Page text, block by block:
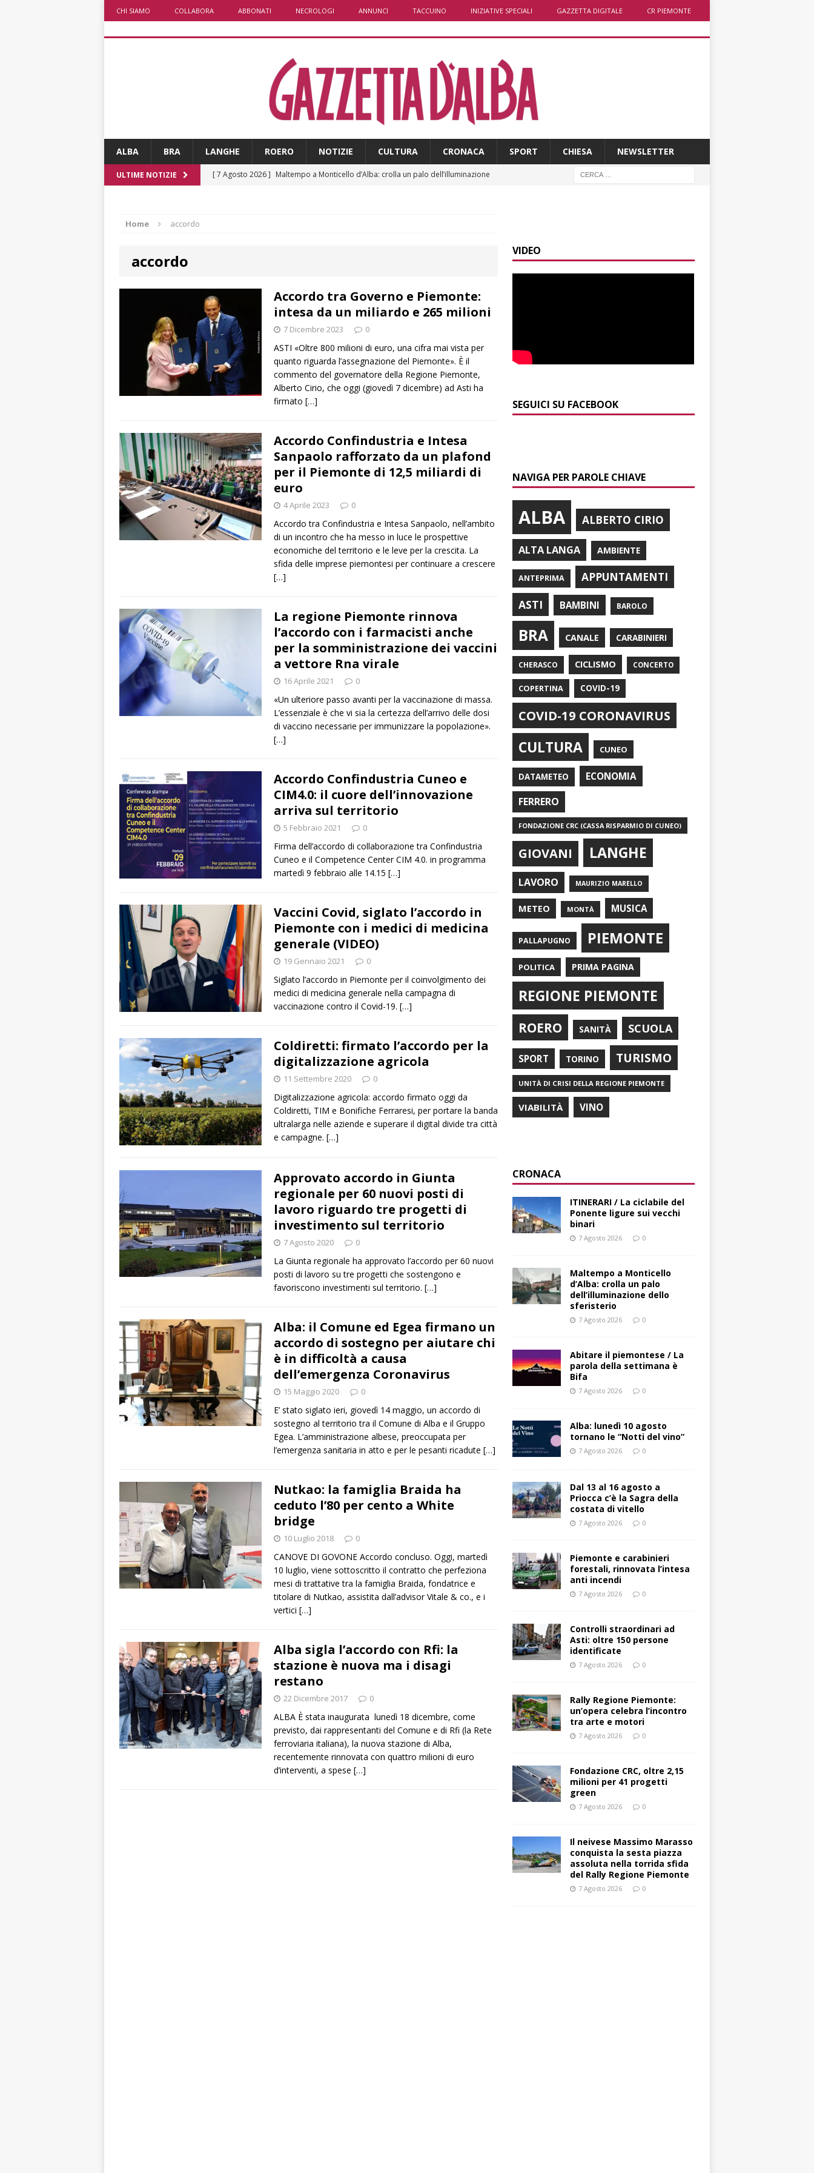
CHI SIAMO COLLABORA ABBONATI NECROLOGI ANNUNCI TACCUINO INIZIATIVE SPECIALI GAZZETTA DIGITALE CR PIEMONTE
ALBA BRA LANGHE ROERO NOTIZIE CULTURA CRONACA SPORT CHIESA NEWSLETTER
ULTIME NOTIZIE [ 7 Agosto 2026 ] Maltempo a Monticello d’Alba: crolla un palo dell’illuminazione
vitello
PRIMO PIANO
[ 7 Agosto 2026 ]
Piemonte e carabinieri forestali, rinnovata l’intesa anti incendi
ALTRE NOTIZIE
[ 7 Agosto 2026 ]
Controlli straordinari ad Asti: oltre 150 persone identificate
CRONACA
Fondazione CRC, oltre 2,15 milioni per 41 progetti green
[ 7 Agosto 2026 ]
ITINERARI / La ciclabile del Ponente ligure sui vecchi binari
ALTRE NOTIZIE
Home accordo
accordo
Accordo tra Governo e Piemonte:
intesa da un miliardo e 265 milioni
7 Dicembre 2023 0
ASTI «Oltre 800 milioni di euro, una cifra mai vista per
quanto riguarda l’assegnazione del Piemonte». È il
commento del governatore della Regione Piemonte,
Alberto Cirio, che oggi (giovedì 7 dicembre) ad Asti ha
firmato […]
Accordo Confindustria e Intesa
Sanpaolo rafforzato da un plafond
per il Piemonte di 12,5 miliardi di
euro
4 Aprile 2023 0
Accordo tra Confindustria e Intesa Sanpaolo, nell’ambito
di un incontro che ha messo in luce le prospettive
economiche del territorio e le leve per la crescita. La
sfida delle imprese piemontesi per continuare a crescere​
[…]
La regione Piemonte rinnova
l’accordo con i farmacisti anche
per la somministrazione dei vaccini
a vettore Rna virale
16 Aprile 2021 0
«Un ulteriore passo avanti per la vaccinazione di massa.
L’essenziale è che vi sia la certezza dell’arrivo delle dosi
di vaccino necessarie per immunizzare la popolazione».
[…]
Accordo Confindustria Cuneo e
CIM4.0: il cuore dell’innovazione
arriva sul territorio
5 Febbraio 2021 0
Firma dell’accordo di collaborazione tra Confindustria
Cuneo e il Competence Center CIM 4.0. in programma
martedì 9 febbraio alle 14.15 […]
Vaccini Covid, siglato l’accordo in
Piemonte con i medici di medicina
generale (VIDEO)
19 Gennaio 2021 0
Siglato l’accordo in Piemonte per il coinvolgimento dei
medici di medicina generale nella campagna di
vaccinazione contro il Covid-19. […]
Coldiretti: firmato l’accordo per la
digitalizzazione agricola
11 Settembre 2020 0
Digitalizzazione agricola: accordo firmato oggi da
Coldiretti, TIM e Bonifiche Ferraresi, per portare la banda
ultralarga nelle aziende e superare il digital divide tra città
e campagne. […]
Approvato accordo in Giunta
regionale per 60 nuovi posti di
lavoro riguardo tre progetti di
investimento sul territorio
7 Agosto 2020 0
La Giunta regionale ha approvato l’accordo per 60 nuovi
posti di lavoro su tre progetti che sostengono e
favoriscono investimenti sul territorio. […]
Alba: il Comune ed Egea firmano un
accordo di sostegno per aiutare chi
è in difficoltà a causa
dell’emergenza Coronavirus
15 Maggio 2020 0
E’ stato siglato ieri, giovedì 14 maggio, un accordo di
sostegno al territorio tra il Comune di Alba e il Gruppo
Egea. L’amministrazione albese, preoccupata per
l’emergenza sanitaria in atto e per le pesanti ricadute […]
Nutkao: la famiglia Braida ha
ceduto l’80 per cento a White
bridge
10 Luglio 2018 0
CANOVE DI GOVONE Accordo concluso. Oggi, martedì
10 luglio, viene sottoscritto il contratto che perfeziona
mesi di trattative tra la famiglia Braida, fondatrice e
titolare di Nutkao, assistita dall’advisor Vitale & co., e i
vertici […]
Alba sigla l’accordo con Rfi: la
stazione è nuova ma i disagi
restano
22 Dicembre 2017 0
ALBA È stata inaugurata lunedì 18 dicembre, come
previsto, dai rappresentanti del Comune e di Rfi (la Rete
ferroviaria italiana), la nuova stazione di Alba,
recentemente rinnovata con quattro milioni di euro
d’interventi, a spese […]
VIDEO
SEGUICI SU FACEBOOK
NAVIGA PER PAROLE CHIAVE
ALBA ALBERTO CIRIO
ALTA LANGA AMBIENTE
ANTEPRIMA
APPUNTAMENTI
ASTI
BAMBINI BAROLO
BRA CANALE CARABINIERI
CHERASCO CICLISMO CONCERTO
COPERTINA COVID-19
COVID-19 CORONAVIRUS
CULTURA CUNEO
DATAMETEO ECONOMIA
FERRERO
FONDAZIONE CRC (CASSA RISPARMIO DI CUNEO)
GIOVANI LANGHE
LAVORO MAURIZIO MARELLO
METEO MONTÀ MUSICA
PALLAPUGNO PIEMONTE
POLITICA PRIMA PAGINA
REGIONE PIEMONTE
ROERO SANITÀ SCUOLA
SPORT TORINO TURISMO
UNITÀ DI CRISI DELLA REGIONE PIEMONTE
VIABILITÀ VINO
CRONACA
ITINERARI / La ciclabile del
Ponente ligure sui vecchi
binari
7 Agosto 2026 0
Maltempo a Monticello
d’Alba: crolla un palo
dell’illuminazione dello
sferisterio
7 Agosto 2026 0
Abitare il piemontese / La
parola della settimana è
Bifa
7 Agosto 2026 0
Alba: lunedì 10 agosto
tornano le “Notti del vino”
7 Agosto 2026 0
Dal 13 al 16 agosto a
Priocca c’è la Sagra della
costata di vitello
7 Agosto 2026 0
Piemonte e carabinieri
forestali, rinnovata l’intesa
anti incendi
7 Agosto 2026 0
Controlli straordinari ad
Asti: oltre 150 persone
identificate
7 Agosto 2026 0
Rally Regione Piemonte:
un’opera celebra l’incontro
tra arte e motori
7 Agosto 2026 0
Fondazione CRC, oltre 2,15
milioni per 41 progetti
green
7 Agosto 2026 0
Il neivese Massimo Marasso
conquista la sesta piazza
assoluta nella torrida sfida
del Rally Regione Piemonte
7 Agosto 2026 0